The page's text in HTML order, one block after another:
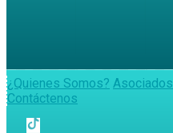
¿Quienes Somos? Asociados
Contáctenos